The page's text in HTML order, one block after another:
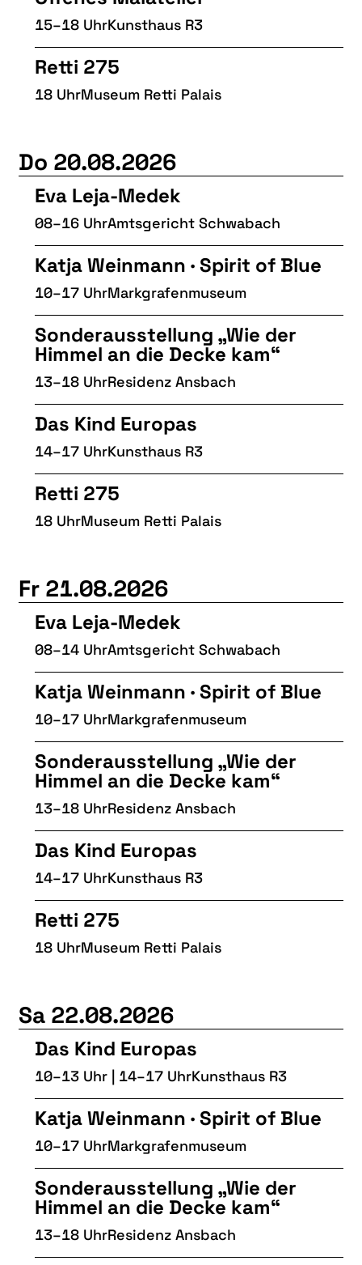
15–18 UhrKunsthaus R3
Retti 275
18 UhrMuseum Retti Palais
Do 20.08.2026
Eva Leja-Medek
08–16 UhrAmtsgericht Schwabach
Katja Weinmann · Spirit of Blue
10–17 UhrMarkgrafenmuseum
Sonderausstellung „Wie der
Himmel an die Decke kam“
13–18 UhrResidenz Ansbach
Das Kind Europas
14–17 UhrKunsthaus R3
Retti 275
18 UhrMuseum Retti Palais
Fr 21.08.2026
Eva Leja-Medek
08–14 UhrAmtsgericht Schwabach
Katja Weinmann · Spirit of Blue
10–17 UhrMarkgrafenmuseum
Sonderausstellung „Wie der
Himmel an die Decke kam“
13–18 UhrResidenz Ansbach
Das Kind Europas
14–17 UhrKunsthaus R3
Retti 275
18 UhrMuseum Retti Palais
Sa 22.08.2026
Das Kind Europas
10–13 Uhr | 14–17 UhrKunsthaus R3
Katja Weinmann · Spirit of Blue
10–17 UhrMarkgrafenmuseum
Sonderausstellung „Wie der
Himmel an die Decke kam“
13–18 UhrResidenz Ansbach